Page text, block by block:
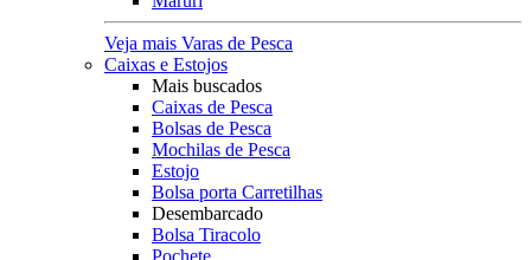
Veja mais Varas de Pesca
Caixas e Estojos
Mais buscados
Caixas de Pesca
Bolsas de Pesca
Mochilas de Pesca
Estojo
Bolsa porta Carretilhas
Desembarcado
Bolsa Tiracolo
Pochete